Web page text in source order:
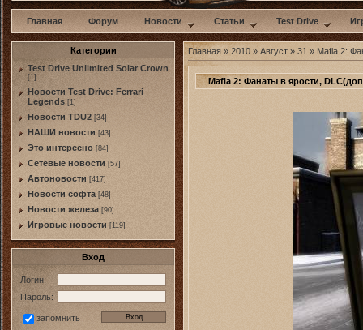
Главная Форум Новости Статьи Test Drive
Категории
Test Drive Unlimited Solar Crown
[1]
Новости Test Drive: Ferrari
Legends [1]
Новости TDU2 [34]
НАШИ новости [43]
Это интересно [84]
Сетевые новости [57]
Автоновости [417]
Новости софта [48]
Новоcти железа [90]
Игровые новости [119]
Вход
Логин:
Пароль:
запомнить
Главная » 2010 » Август » 31 » Mafia 2:
Mafia 2: Фанаты в ярости,